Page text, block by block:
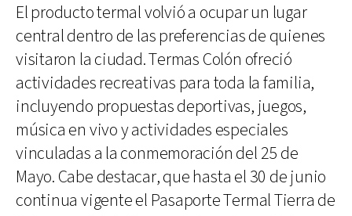
El producto termal volvió a ocupar un lugar
central dentro de las preferencias de quienes
visitaron la ciudad. Termas Colón ofreció
actividades recreativas para toda la familia,
incluyendo propuestas deportivas, juegos,
música en vivo y actividades especiales
vinculadas a la conmemoración del 25 de
Mayo. Cabe destacar, que hasta el 30 de junio
continua vigente el Pasaporte Termal Tierra de